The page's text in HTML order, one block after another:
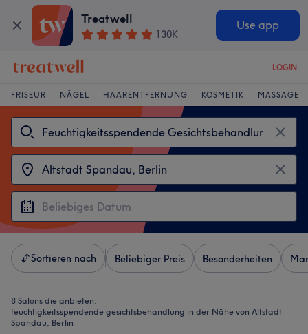
Treatwell
130K
Use app
LOGIN
FRISEUR NÄGEL HAARENTFERNUNG KOSMETIK MASSAGE
Sortieren nach Beliebiger Preis Besonderheiten
8 Salons die anbieten:
feuchtigkeitsspendende gesichtsbehandlung in der Nähe von Altstadt
Spandau, Berlin